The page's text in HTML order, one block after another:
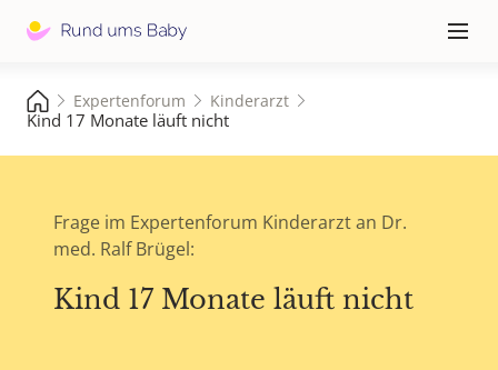
≡
Expertenforum Kinderarzt
Kind 17 Monate läuft nicht
Frage im Expertenforum Kinderarzt an Dr.
med. Ralf Brügel:
Kind 17 Monate läuft nicht